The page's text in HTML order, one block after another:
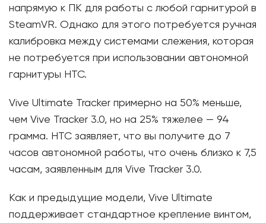
напрямую к ПК для работы с любой гарнитурой в
SteamVR. Однако для этого потребуется ручная
калибровка между системами слежения, которая
не потребуется при использовании автономной
гарнитуры HTC.
Vive Ultimate Tracker примерно на 50% меньше,
чем Vive Tracker 3.0, но на 25% тяжелее — 94
грамма. HTC заявляет, что вы получите до 7
часов автономной работы, что очень близко к 7,5
часам, заявленным для Vive Tracker 3.0.
Как и предыдущие модели, Vive Ultimate
поддерживает стандартное крепление винтом,